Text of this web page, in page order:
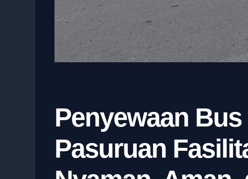
Penyewaan
Pasuruan